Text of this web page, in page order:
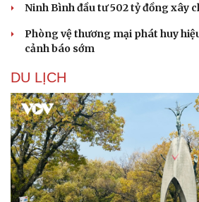
Dinh dưỡng - món ngon
Cây thuốc
Nhi khoa
Nam khoa
Làm đẹp - giảm cân
Phòng mạch online
Ăn sạch sống khỏe
Nhà
Ninh Bình đầu tư 502 tỷ đồng xây
Phòng vệ thương mại phát huy
cảnh báo sớm
DU LỊCH